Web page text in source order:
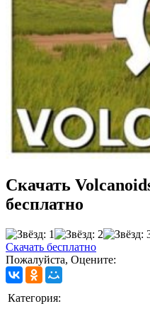
Скачать
бесплатно
Скачать бесплатно
Пожалуйста, Оцените:
Категория: